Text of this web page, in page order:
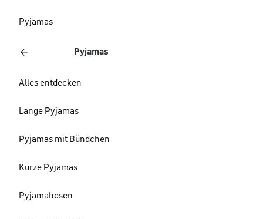
Pyjamas
Pyjamas
Alles entdecken
Lange Pyjamas
Pyjamas mit Bündchen
Kurze Pyjamas
Pyjamahosen